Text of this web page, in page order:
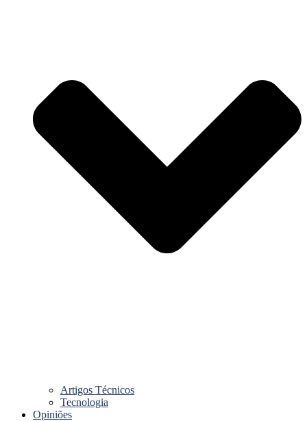
Artigos Técnicos
Tecnologia
Opiniões